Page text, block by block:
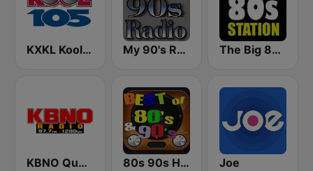
KXKL Kool 105 FM My 90's Radio The Big 80s Station
KBNO Qué Bueno 97.7 FM 80s 90s Hits Radio Joe